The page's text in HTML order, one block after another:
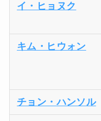
イ・ヒョヌク
キム・ヒウォン
チョン・ハンソル